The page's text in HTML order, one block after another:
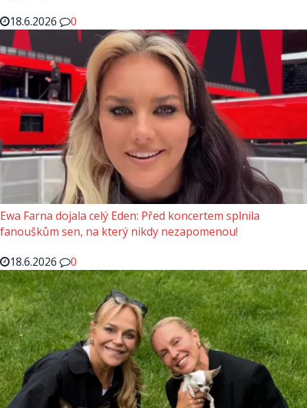
18.6.2026
0
Ewa Farna dojala celý Eden: Před koncertem splnila
fanouškům sen, na který nikdy nezapomenou!
18.6.2026
0